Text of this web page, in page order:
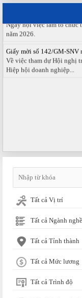
Ngày hội việc làm phường
năm 2026.
Giấy mời số 142/GM-SNV
Về việc tham dự Hội nghị
Hiệp hội doanh nghiệp...
Tất cả Vị trí
Tất cả Ngành nghề
Tất cả Tỉnh thành
Tất cả Mức lương
Tất cả Trình độ